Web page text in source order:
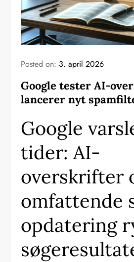
Posted on: 3. april 2026
Google tester AI-
lancerer nyt
Google
tider: AI-
overskrifter
omfattende
opdatering